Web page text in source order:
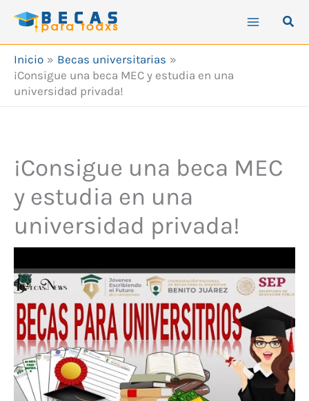
Inicio
Becas universitarias
¡Consigue una beca MEC y estudia en una
universidad privada!
¡Consigue una beca MEC
y estudia en una
universidad privada!